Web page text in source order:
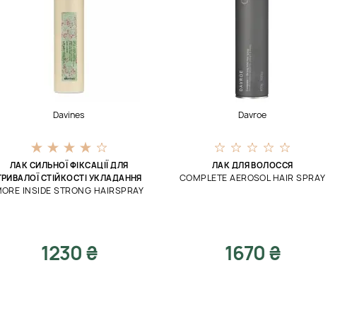
Davines
ЛАК СИЛЬНОЇ ФІКСАЦІЇ ДЛЯ
СТІЙКОСТІ УКЛАДАННЯ
INSIDE STRONG HAIRSPRAY
1230 ₴
Davroe
ЛАК ДЛЯ ВОЛОССЯ
COMPLETE AEROSOL HAIR SPRAY
1670 ₴